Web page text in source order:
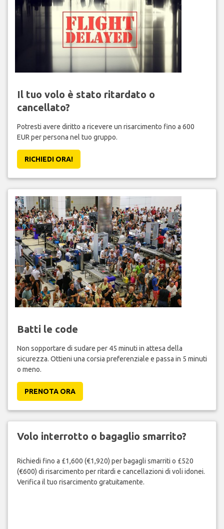
Il tuo volo è stato ritardato o
cancellato?
Potresti avere diritto a ricevere un risarcimento fino a 600
EUR per persona nel tuo gruppo.
RICHIEDI ORA!
Batti le code
Non sopportare di sudare per 45 minuti in attesa della
sicurezza. Ottieni una corsia preferenziale e passa in 5 minuti
o meno.
PRENOTA ORA
Volo interrotto o bagaglio smarrito?
Richiedi fino a £1,600 (€1,920) per bagagli smarriti o £520
(€600) di risarcimento per ritardi e cancellazioni di voli idonei.
Verifica il tuo risarcimento gratuitamente.